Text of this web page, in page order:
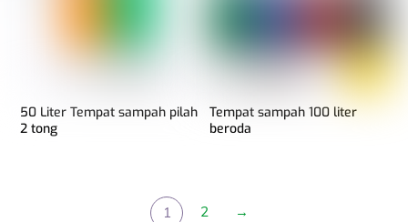
50 Liter Tempat sampah pilah
2 tong
Tempat sampah 100 liter
beroda
1 2 →